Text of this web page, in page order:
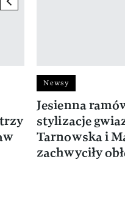
Newsy
Jesienna
stylizacje
Tarnowska i
zachwyciły